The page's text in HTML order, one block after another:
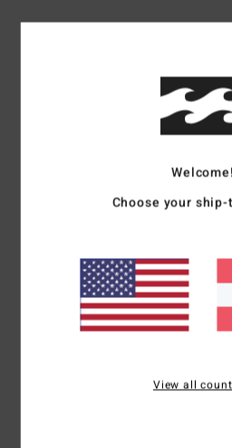
Kundenbewertungen
Durchschnittliche
5.0
basierend auf1 verifizierten
100% unserer Kunden
Welcome!
Choose your
View all